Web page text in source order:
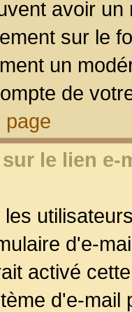
avoir
sur le
un
de
page
le lien
d'e-
activé
d'e-